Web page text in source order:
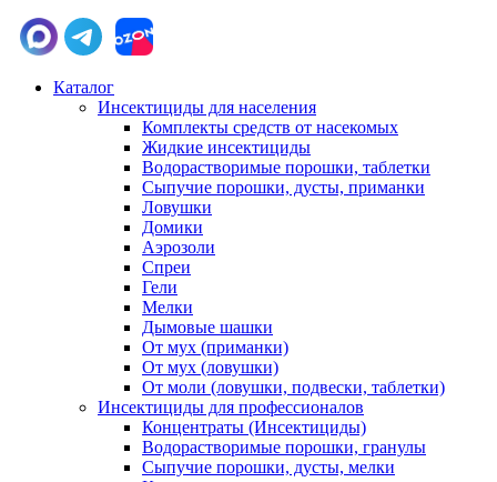
Каталог
Инсектициды для населения
Комплекты средств от насекомых
Жидкие инсектициды
Водорастворимые порошки, таблетки
Сыпучие порошки, дусты, приманки
Ловушки
Домики
Аэрозоли
Спреи
Гели
Мелки
Дымовые шашки
От мух (приманки)
От мух (ловушки)
От моли (ловушки, подвески, таблетки)
Инсектициды для профессионалов
Концентраты (Инсектициды)
Водорастворимые порошки, гранулы
Сыпучие порошки, дусты, мелки